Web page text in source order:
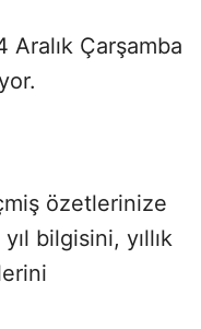
Çarşamba
özetlerinize
bilgisini, yıllık